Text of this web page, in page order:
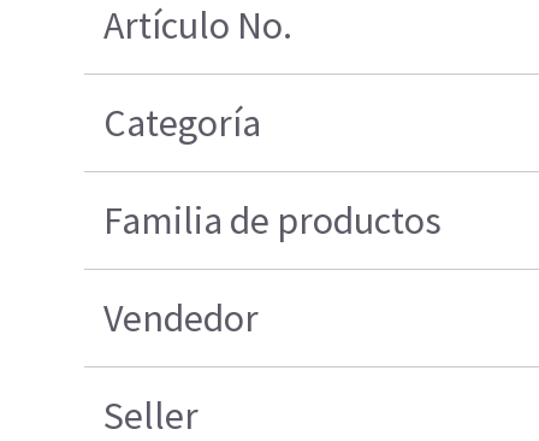
Artículo No.
Categoría
Familia de productos
Vendedor
Seller